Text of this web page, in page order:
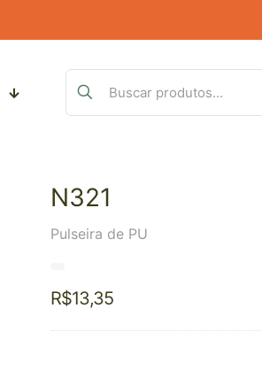
N321
Pulseira de PU
R$13,35